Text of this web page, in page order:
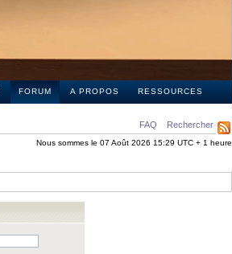
FORUM A PROPOS RESSOURCES
FAQ Rechercher
Nous sommes le 07 Août 2026 15:29 UTC + 1 heure